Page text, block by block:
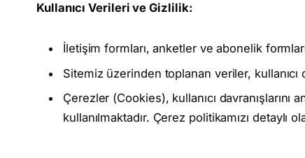
Kullanıcı Verileri ve Gizlilik:
İletişim formları, anketler ve abonelik
Sitemiz üzerinden toplanan veriler, kullanıcı
Çerezler (Cookies), kullanıcı
kullanılmaktadır. Çerez politikamızı detaylı